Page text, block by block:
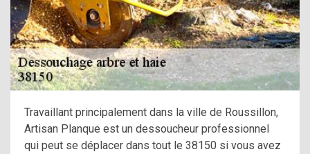
Travaillant principalement dans la ville de Roussillon,
Artisan Planque est un dessoucheur professionnel
qui peut se déplacer dans tout le 38150 si vous avez